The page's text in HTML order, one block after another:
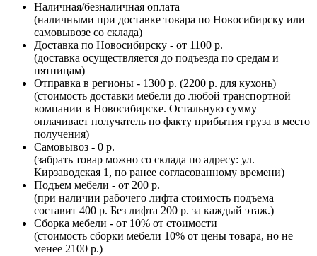
Наличная/безналичная оплата
(наличными при доставке товара по Новосибирску или
самовывозе со склада)
Доставка по Новосибирску - от 1100 р.
(доставка осуществляется до подъезда по средам и
пятницам)
Отправка в регионы - 1300 р. (2200 р. для кухонь)
(стоимость доставки мебели до любой транспортной
компании в Новосибирске. Остальную сумму
оплачивает получатель по факту прибытия груза в место
получения)
Самовывоз - 0 р.
(забрать товар можно со склада по адресу: ул.
Кирзаводская 1, по ранее согласованному времени)
Подъем мебели - от 200 р.
(при наличии рабочего лифта стоимость подъема
составит 400 р. Без лифта 200 р. за каждый этаж.)
Сборка мебели - от 10% от стоимости
(стоимость сборки мебели 10% от цены товара, но не
менее 2100 р.)